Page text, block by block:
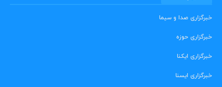
خبرگزاری صدا و سیما
خبرگزاری حوزه
خبرگزاری ایکنا
خبرگزاری ایسنا